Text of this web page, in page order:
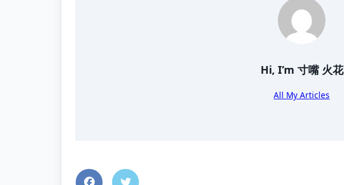
Hi, I’m 寸嘴 火花
All My Articles